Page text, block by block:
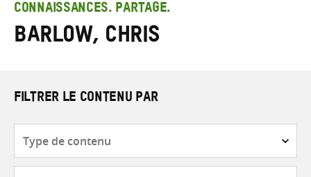
Saisir
les
termes
CONNAISSANCES. PARTAGE.
Barlow, Chris
FILTRER LE CONTENU PAR
contenu